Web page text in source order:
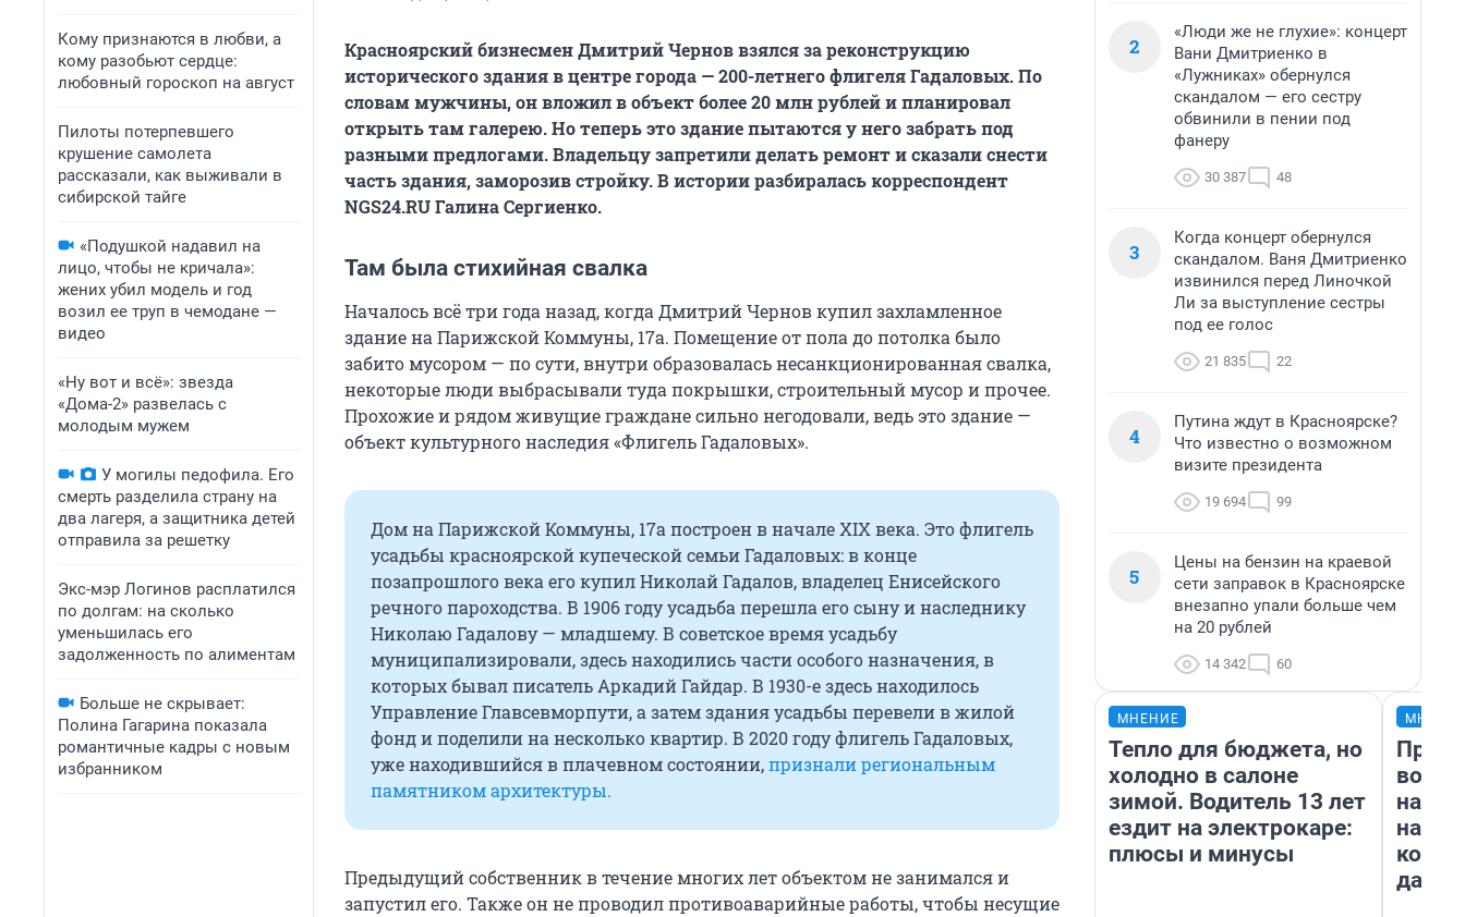
Кому признаются в любви, а
кому разобьют сердце:
любовный гороскоп на август
Пилоты потерпевшего
крушение самолета
рассказали, как выживали в
сибирской тайге
«Подушкой надавил на
лицо, чтобы не кричала»:
жених убил модель и год
возил ее труп в чемодане —
видео
«Ну вот и всё»: звезда
«Дома-2» развелась с
молодым мужем
У могилы педофила. Его
смерть разделила страну на
два лагеря, а защитника детей
отправила за решетку
Экс-мэр Логинов расплатился
по долгам: на сколько
уменьшилась его
задолженность по алиментам
Больше не скрывает:
Полина Гагарина показала
романтичные кадры с новым
избранником
Красноярский бизнесмен Дмитрий Чернов взялся за реконструкцию
исторического здания в центре города — 200-летнего флигеля Гадаловых. По
словам мужчины, он вложил в объект более 20 млн рублей и планировал
открыть там галерею. Но теперь это здание пытаются у него забрать под
разными предлогами. Владельцу запретили делать ремонт и сказали снести
часть здания, заморозив стройку. В истории разбиралась корреспондент
NGS24.RU Галина Сергиенко.
Там была стихийная свалка
Началось всё три года назад, когда Дмитрий Чернов купил захламленное
здание на Парижской Коммуны, 17а. Помещение от пола до потолка было
забито мусором — по сути, внутри образовалась несанкционированная свалка,
некоторые люди выбрасывали туда покрышки, строительный мусор и прочее.
Прохожие и рядом живущие граждане сильно негодовали, ведь это здание —
объект культурного наследия «Флигель Гадаловых».
Дом на Парижской Коммуны, 17а построен в начале XIX века. Это флигель
усадьбы красноярской купеческой семьи Гадаловых: в конце
позапрошлого века его купил Николай Гадалов, владелец Енисейского
речного пароходства. В 1906 году усадьба перешла его сыну и наследнику
Николаю Гадалову — младшему. В советское время усадьбу
муниципализировали, здесь находились части особого назначения, в
которых бывал писатель Аркадий Гайдар. В 1930-е здесь находилось
Управление Главсевморпути, а затем здания усадьбы перевели в жилой
фонд и поделили на несколько квартир. В 2020 году флигель Гадаловых,
уже находившийся в плачевном состоянии,признали региональным
памятником архитектуры.
Предыдущий собственник в течение многих лет объектом не занимался и
запустил его. Также он не проводил противоаварийные работы, чтобы несущие
2
«Люди же не глухие»: концерт
Вани Дмитриенко в
«Лужниках» обернулся
скандалом — его сестру
обвинили в пении под
фанеру
30 387 48
3
Когда концерт обернулся
скандалом. Ваня Дмитриенко
извинился перед Линочкой
Ли за выступление сестры
под ее голос
21 835 22
4
Путина ждут в Красноярске?
Что известно о возможном
визите президента
19 694 99
5
Цены на бензин на краевой
сети заправок в Красноярске
внезапно упали больше чем
на 20 рублей
14 342 60
МНЕНИЕ
Тепло для бюджета, но
холодно в салоне
зимой. Водитель 13 лет
ездит на электрокаре:
плюсы и минусы
нам
даже